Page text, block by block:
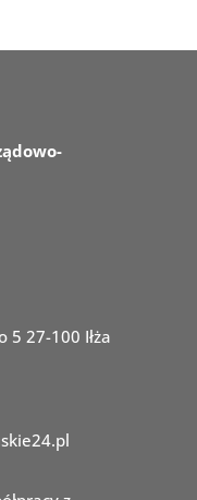
5 27-100 Iłża